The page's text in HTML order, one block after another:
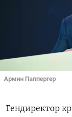
Армин Паппергер
Гендиректор